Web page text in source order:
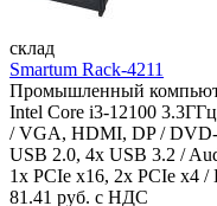
склад
Smartum Rack-4211
Промышленный
Intel Core i3-12100
/ VGA, HDMI, DP /
USB 2.0, 4x USB 3.2 /
1x PCIe x16, 2x PCIe x4 /
81.41 руб. с НДС